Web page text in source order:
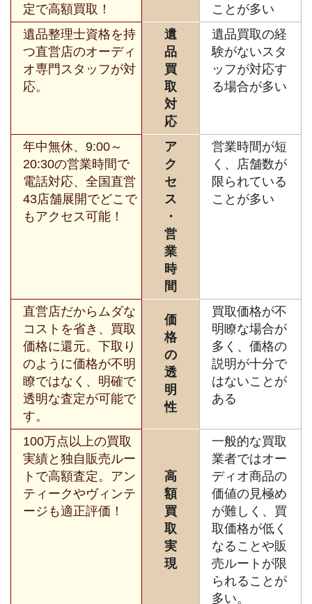
定で高額買取！
ことが多い
遺品整理士資格を持
つ直営店のオーディ
オ専門スタッフが対
応。
遺
品
買
取
対
応
遺品買取の経
験がないスタ
ッフが対応す
る場合が多い
年中無休、9:00～
20:30の営業時間で
電話対応、全国直営
43店舗展開でどこで
もアクセス可能！
ア
ク
セ
ス
・
営
業
時
間
営業時間が短
く、店舗数が
限られている
ことが多い
直営店だからムダな
コストを省き、買取
価格に還元。下取り
のように価格が不明
瞭ではなく、明確で
透明な査定が可能で
す。
価
格
の
透
明
性
買取価格が不
明瞭な場合が
多く、価格の
説明が十分で
はないことが
ある
100万点以上の買取
実績と独自販売ルー
トで高額査定。アン
ティークやヴィンテ
ージも適正評価！
高
額
買
取
実
現
一般的な買取
業者ではオー
ディオ商品の
価値の見極め
が難しく、買
取価格が低く
なることや販
売ルートが限
られることが
多い。